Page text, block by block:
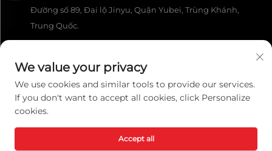
Đường số 89, Đại lộ Jinyu, Quận Yubei, Trùng Khánh,
Trung Quốc.
[email protected]
Mọi quyền được bảo lưu.
Chính sách bảo mật
We value your privacy
We use cookies and similar tools to provide our services.
If you don't want to accept all cookies, click Personalize
cookies.
Accept all